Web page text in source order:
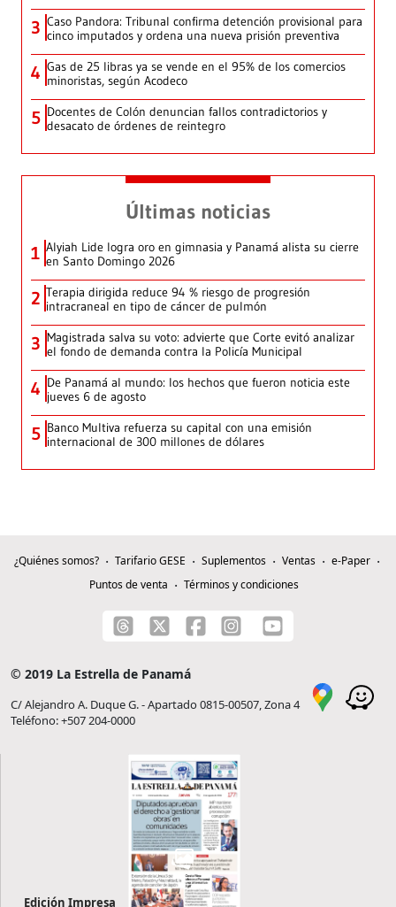
3 Caso Pandora: Tribunal confirma detención provisional para
cinco imputados y ordena una nueva prisión preventiva
4 Gas de 25 libras ya se vende en el 95% de los comercios
minoristas, según Acodeco
5 Docentes de Colón denuncian fallos contradictorios y
desacato de órdenes de reintegro
Últimas noticias
1 Alyiah Lide logra oro en gimnasia y Panamá alista su cierre
en Santo Domingo 2026
2 Terapia dirigida reduce 94 % riesgo de progresión
intracraneal en tipo de cáncer de pulmón
3 Magistrada salva su voto: advierte que Corte evitó analizar
el fondo de demanda contra la Policía Municipal
4 De Panamá al mundo: los hechos que fueron noticia este
jueves 6 de agosto
5 Banco Multiva refuerza su capital con una emisión
internacional de 300 millones de dólares
¿Quiénes somos? Tarifario GESE Suplementos Ventas
e-Paper
Puntos de venta
Términos y condiciones
© 2019 La Estrella de Panamá
C/ Alejandro A. Duque G. - Apartado 0815-00507, Zona 4
Teléfono: +507 204-0000
Edición Impresa